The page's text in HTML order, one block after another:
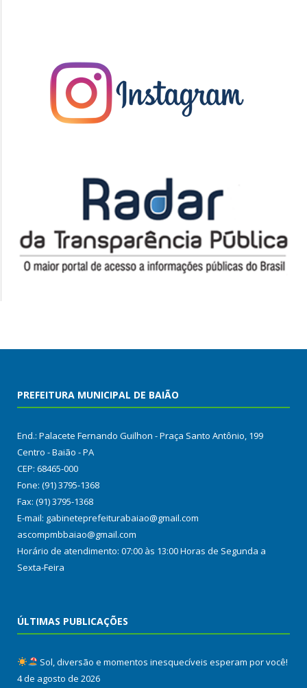
PREFEITURA MUNICIPAL DE BAIÃO
End.: Palacete Fernando Guilhon - Praça Santo Antônio, 199
Centro - Baião - PA
CEP: 68465-000
Fone: (91) 3795-1368
Fax: (91) 3795-1368
E-mail: gabineteprefeiturabaiao@gmail.com
ascompmbbaiao@gmail.com
Horário de atendimento: 07:00 às 13:00 Horas de Segunda a
Sexta-Feira
ÚLTIMAS PUBLICAÇÕES
Sol, diversão e momentos inesquecíveis esperam por você!
4 de agosto de 2026